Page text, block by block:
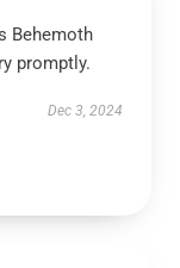
Behemoth
promptly.
Dec 3, 2024